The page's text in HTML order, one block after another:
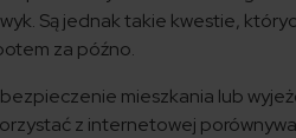
Są jednak takie kwestie,
za późno.
mieszkania lub
z internetowej